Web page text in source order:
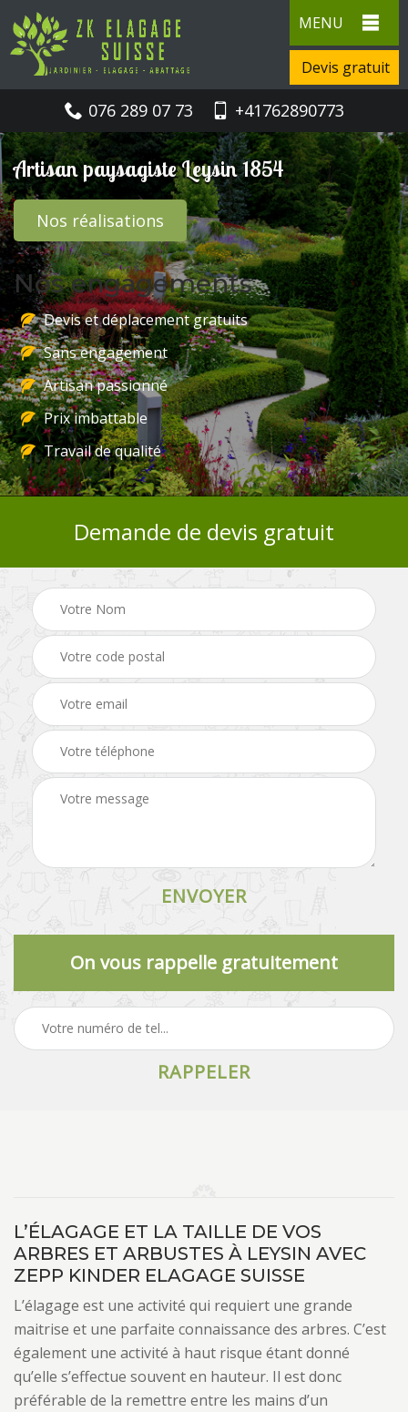
MENU
Devis gratuit
076 289 07 73 +41762890773
Artisan paysagiste Leysin 1854
Nos réalisations
Nos engagements
Devis et déplacement gratuits
Sans engagement
Artisan passionné
Prix imbattable
Travail de qualité
Demande de devis gratuit
On vous rappelle gratuitement
L’ÉLAGAGE ET LA TAILLE DE VOS
ARBRES ET ARBUSTES À LEYSIN AVEC
ZEPP KINDER ELAGAGE SUISSE
L’élagage est une activité qui requiert une grande
maitrise et une parfaite connaissance des arbres. C’est
également une activité à haut risque étant donné
qu’elle s’effectue souvent en hauteur. Il est donc
préférable de la remettre entre les mains d’un